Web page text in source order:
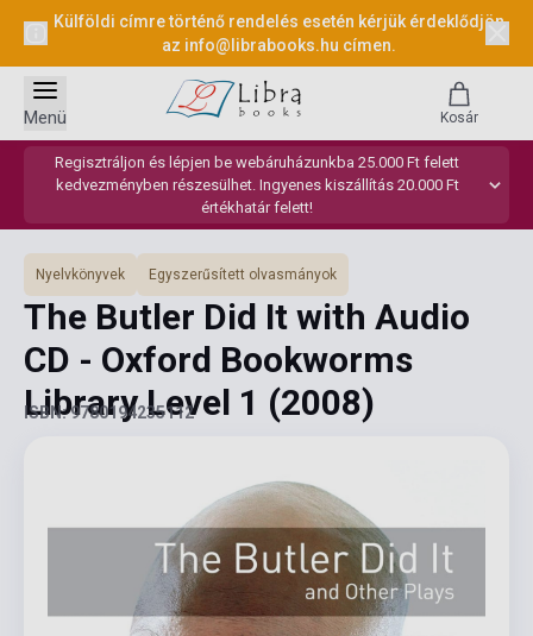
Külföldi címre történő rendelés esetén kérjük érdeklődjön
az info@librabooks.hu címen.
Regisztráljon és lépjen be webáruházunkba 25.000 Ft felett
kedvezményben részesülhet. Ingyenes kiszállítás 20.000 Ft
értékhatár felett!
Menü Kosár
Nyelvkönyvek Egyszerűsített olvasmányok
The Butler Did It with Audio
CD - Oxford Bookworms
Library Level 1 (2008)
ISBN: 9780194235112